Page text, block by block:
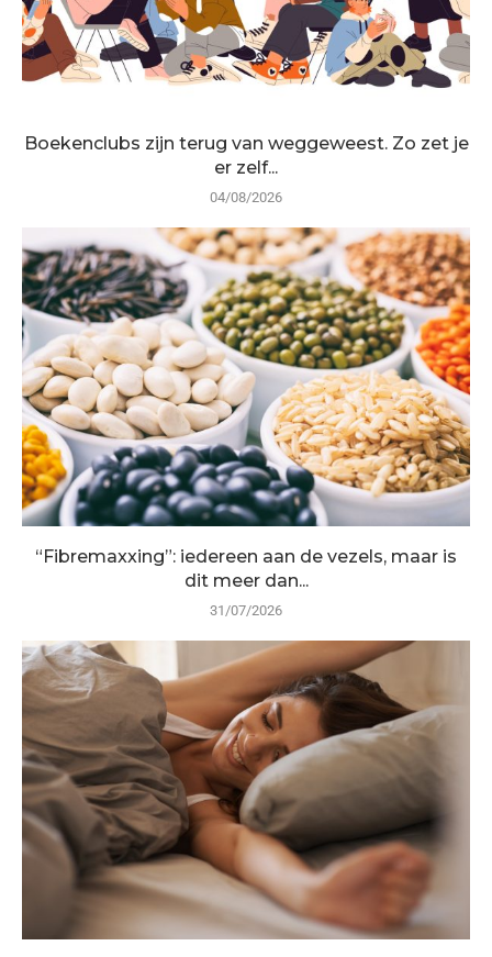
Boekenclubs zijn terug van weggeweest. Zo zet je
er zelf...
04/08/2026
“Fibremaxxing”: iedereen aan de vezels, maar is
dit meer dan...
31/07/2026